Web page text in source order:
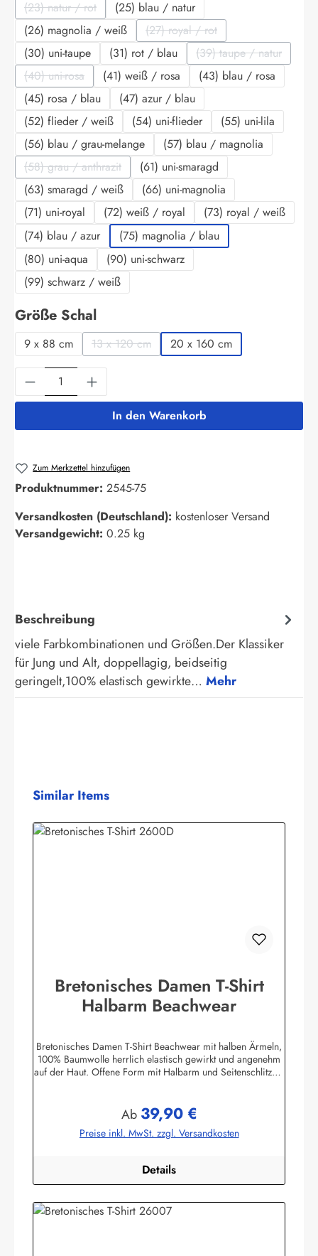
(23) natur / rot
(Diese Option ist zurzeit nicht verfügbar.)
(25) blau / natur
(26) magnolia / weiß
(27) royal / rot
(Diese Option ist zurzeit nicht
(30) uni-taupe (31) rot / blau (39) taupe / natur
(Diese Option ist
(40) uni-rosa
(Diese Option ist zurzeit nicht verfügbar.)
(41) weiß / rosa
(43) blau / rosa
(45) rosa / blau
(47) azur / blau
(52) flieder / weiß
(54) uni-flieder
(55) uni-lila
(56) blau / grau-melange
(57) blau / magnolia
(58) grau / anthrazit
(Diese Option ist zurzeit nicht verfügbar.)
(61) uni-smaragd
(63) smaragd / weiß
(66) uni-magnolia
(71) uni-royal
(72) weiß / royal
(73) royal / weiß
(74) blau / azur
(75) magnolia / blau
(80) uni-aqua
(90) uni-schwarz
(99) schwarz / weiß
Größe Schalauswählen
9 x 88 cm 13 x 120 cm
(Diese Option ist zurzeit nicht verfügbar.)
20 x 160 cm
Produkt Anzahl: Gib den gewünschten
In den Warenkorb
Zum Merkzettel hinzufügen
Produktnummer: 2545-75
Versandkosten (Deutschland): kostenloser Versand
Versandgewicht: 0.25 kg
Beschreibung
viele Farbkombinationen und Größen.Der Klassiker
für Jung und Alt, doppellagig, beidseitig
geringelt,100% elastisch gewirkte… Mehr
Produktgalerie überspringen
Similar Items
Bretonisches Damen T-Shirt
Halbarm Beachwear
Bretonisches Damen T-Shirt Beachwear mit halben Ärmeln,
100% Baumwolle herrlich elastisch gewirkt und angenehm
auf der Haut. Offene Form mit Halbarm und Seitenschlitzen.
GmbHHeglitzer Str. 1226409 Wittmundinfo@modas-
bekleidung.de
Regulärer Preis:
Ab 39,90 €
Preise inkl. MwSt. zzgl. Versandkosten
Details